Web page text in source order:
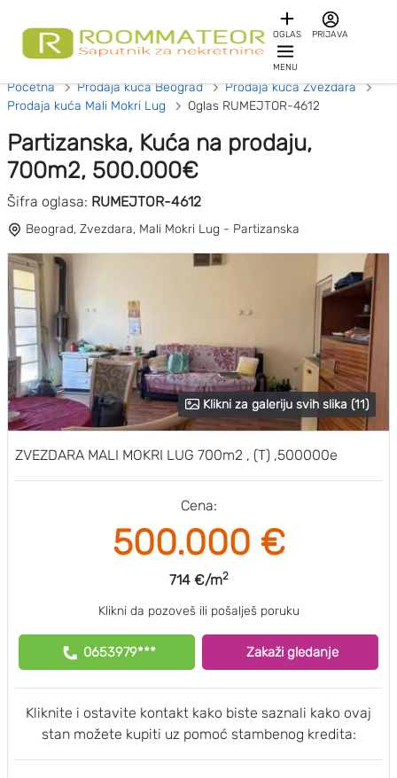
OGLAS PRIJAVA
MENU
Početna Prodaja kuća Beograd
Prodaja kuća Zvezdara
Prodaja kuća Mali Mokri Lug
Oglas RUMEJTOR-4612
Partizanska, Kuća na prodaju,
700m2, 500.000€
Šifra oglasa: RUMEJTOR-4612
Beograd, Zvezdara, Mali Mokri Lug - Partizanska
Klikni za galeriju svih slika (11)
ZVEZDARA MALI MOKRI LUG 700m2 , (T) ,500000e
Cena:
500.000 €
714 €/m2
Klikni da pozoveš ili pošalješ poruku
0653979*** Zakaži gledanje
Kliknite i ostavite kontakt kako biste saznali kako ovaj
stan možete kupiti uz pomoć stambenog kredita: